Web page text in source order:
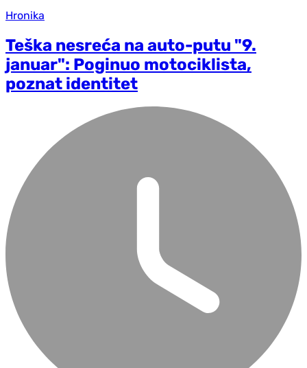
Hronika
Teška nesreća na auto-putu "9.
januar": Poginuo motociklista,
poznat identitet